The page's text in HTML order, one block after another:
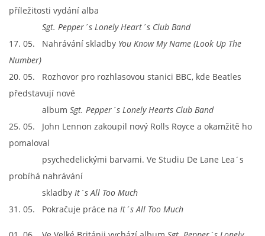
BEATLES MONTHLY BOOK
KNIHY O BEATLES
KALENDÁŘ 1960-62
KALENDÁŘ 1963-64
příležitosti vydání alba
Sgt. Pepper´s Lonely Heart´s Club Band
17. 05. Nahrávání skladby You Know My Name (Look Up The
Number)
20. 05. Rozhovor pro rozhlasovou stanici BBC, kde Beatles
představují nové
album Sgt. Pepper´s Lonely Hearts Club Band
25. 05. John Lennon zakoupil nový Rolls Royce a okamžitě ho
pomaloval
psychedelickými barvami. Ve Studiu De Lane Lea´s
probíhá nahrávání
skladby It´s All Too Much
31. 05. Pokračuje práce na It´s All Too Much